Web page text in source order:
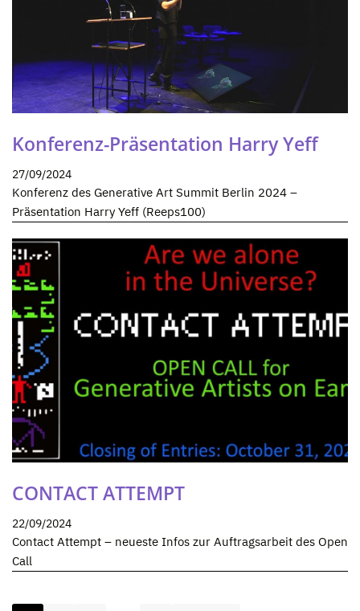
Konferenz-Präsentation Harry Yeff
27/09/2024
Konferenz des Generative Art Summit Berlin 2024 –
Präsentation Harry Yeff (Reeps100)
CONTACT ATTEMPT
22/09/2024
Contact Attempt – neueste Infos zur Auftragsarbeit des Open
Call